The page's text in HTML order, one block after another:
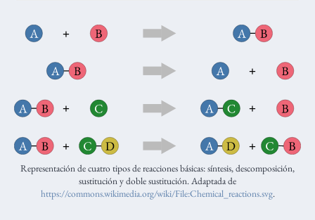
Representación de cuatro tipos de reacciones básicas: síntesis, descomposición,
sustitución y doble sustitución. Adaptada de
https://commons.wikimedia.org/wiki/File:Chemical_reactions.svg.